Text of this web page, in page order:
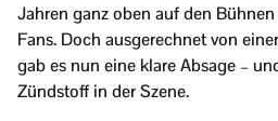
Jahren ganz oben auf den
Fans. Doch ausgerechnet von
gab es nun eine klare Absage –
Zündstoff in der Szene.